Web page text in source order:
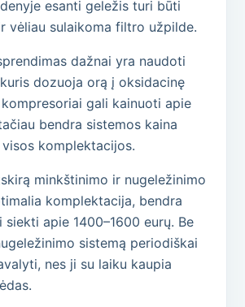
esanti geležis turi būti
vėliau sulaikoma filtro užpilde.
dažnai yra naudoti
dozuoja orą į oksidacinę
gali kainuoti apie
bendra sistemos kaina
komplektacijos.
minkštinimo ir nugeležinimo
komplektacija, bendra
apie 1400–1600 eurų. Be
sistemą periodiškai
nes ji su laiku kaupia